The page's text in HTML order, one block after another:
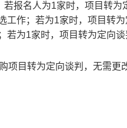
若报名人为1家时，项目转为
工作；若为1家时，项目转
若为1家时，项目转为定向
项目转为定向谈判 ，无需更